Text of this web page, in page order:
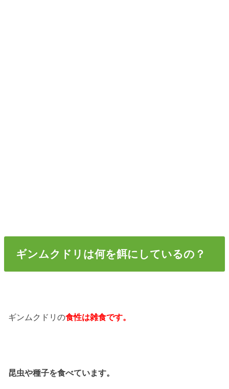
ギンムクドリは何を餌にしているの？
ギンムクドリの食性は雑食です。
昆虫や種子を食べています。